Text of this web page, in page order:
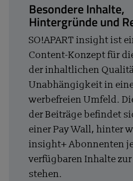
Besondere Inhalte,
Hintergründe und
SO!APART insight ist
Content-Konzept für
der inhaltlichen
Unabhängigkeit in
werbefreien Umfeld.
der Beiträge befindet
einer Pay Wall, hinter
insight+ Abonnenten
verfügbaren Inhalte
stehen.